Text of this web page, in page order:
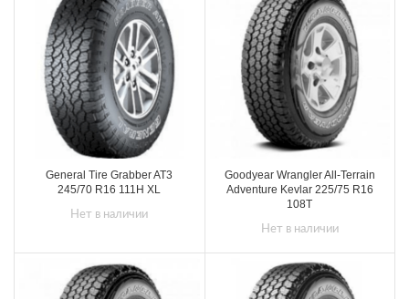
General Tire Grabber AT3
245/70 R16 111H XL
Нет в наличии
Goodyear Wrangler All-Terrain
Adventure Kevlar 225/75 R16
108T
Нет в наличии